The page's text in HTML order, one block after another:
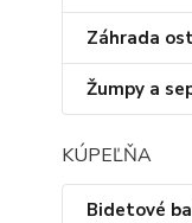
Záhrada
Žumpy a
KÚPEĽŇA
Bidetové